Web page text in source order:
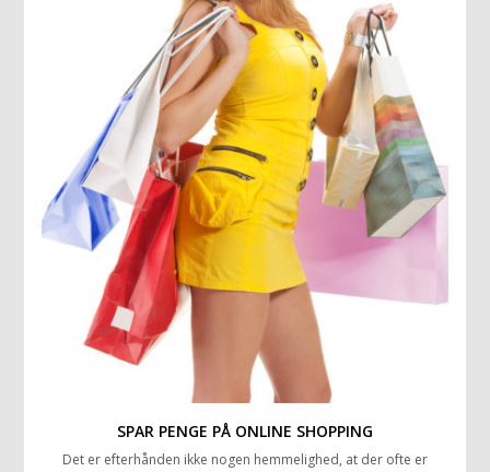
SPAR PENGE PÅ ONLINE SHOPPING
Det er efterhånden ikke nogen hemmelighed, at der ofte er